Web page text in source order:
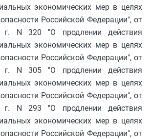
экономических мер в целях
Российской Федерации", от
N 320 "О продлении действия
экономических мер в целях
Российской Федерации", от
N 305 "О продлении действия
экономических мер в целях
Российской Федерации", от
N 293 "О продлении действия
экономических мер в целях
Российской Федерации", от